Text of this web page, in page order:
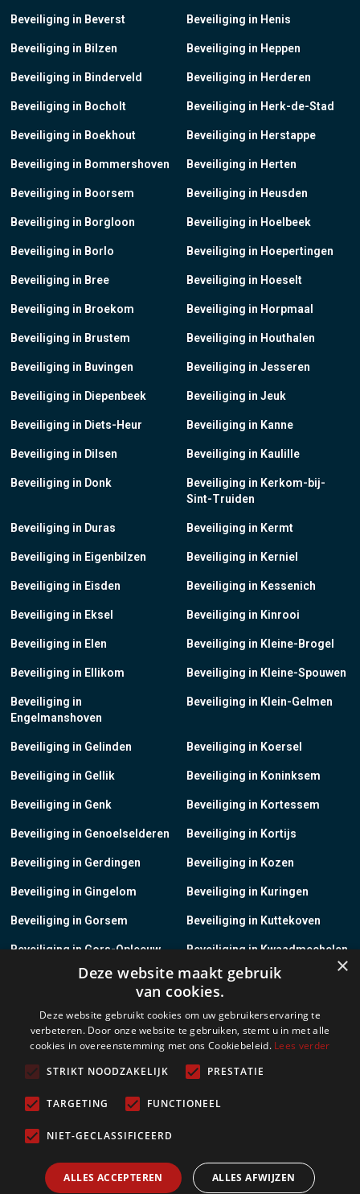
Beveiliging in Beverst
Beveiliging in Bilzen
Beveiliging in Binderveld
Beveiliging in Bocholt
Beveiliging in Boekhout
Beveiliging in Bommershoven
Beveiliging in Boorsem
Beveiliging in Borgloon
Beveiliging in Borlo
Beveiliging in Bree
Beveiliging in Broekom
Beveiliging in Brustem
Beveiliging in Buvingen
Beveiliging in Diepenbeek
Beveiliging in Diets-Heur
Beveiliging in Dilsen
Beveiliging in Donk
Beveiliging in Duras
Beveiliging in Eigenbilzen
Beveiliging in Eisden
Beveiliging in Eksel
Beveiliging in Elen
Beveiliging in Ellikom
Beveiliging in
Engelmanshoven
Beveiliging in Gelinden
Beveiliging in Gellik
Beveiliging in Genk
Beveiliging in Genoelselderen
Beveiliging in Gerdingen
Beveiliging in Gingelom
Beveiliging in Gorsem
Beveiliging in Gors-Opleeuw
Beveiliging in Gotem
Beveiliging in Groot-Loon
Beveiliging in Grote-Brogel
Beveiliging in Grote-Spouwen
Beveiliging in Henis
Beveiliging in Heppen
Beveiliging in Herderen
Beveiliging in Herk-de-Stad
Beveiliging in Herstappe
Beveiliging in Herten
Beveiliging in Heusden
Beveiliging in Hoelbeek
Beveiliging in Hoepertingen
Beveiliging in Hoeselt
Beveiliging in Horpmaal
Beveiliging in Houthalen
Beveiliging in Jesseren
Beveiliging in Jeuk
Beveiliging in Kanne
Beveiliging in Kaulille
Beveiliging in Kerkom-bij-
Sint-Truiden
Beveiliging in Kermt
Beveiliging in Kerniel
Beveiliging in Kessenich
Beveiliging in Kinrooi
Beveiliging in Kleine-Brogel
Beveiliging in Kleine-Spouwen
Beveiliging in Klein-Gelmen
Beveiliging in Koersel
Beveiliging in Koninksem
Beveiliging in Kortessem
Beveiliging in Kortijs
Beveiliging in Kozen
Beveiliging in Kuringen
Beveiliging in Kuttekoven
Beveiliging in Kwaadmechelen
Beveiliging in Lanaken
Beveiliging in Lauw
Beveiliging in Leopoldsburg
×
Deze website maakt gebruik
van cookies.
Deze website gebruikt cookies om uw gebruikerservaring te
verbeteren. Door onze website te gebruiken, stemt u in met alle
cookies in overeenstemming met ons Cookiebeleid. Lees verder
STRIKT NOODZAKELIJK
PRESTATIE
TARGETING FUNCTIONEEL
NIET-GECLASSIFICEERD
ALLES ACCEPTEREN ALLES AFWIJZEN